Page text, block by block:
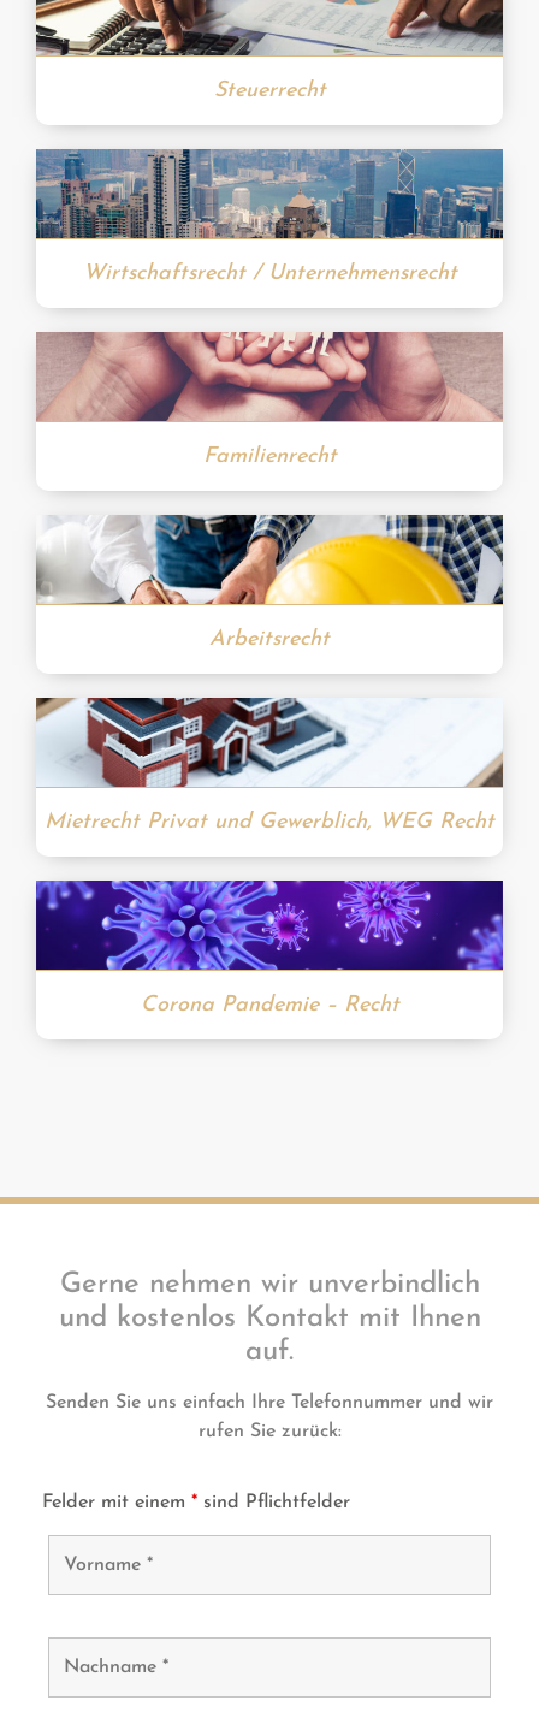
Steuerrecht
Wirtschaftsrecht / Unternehmensrecht
Familienrecht
Arbeitsrecht
Mietrecht Privat und Gewerblich, WEG Recht
Corona Pandemie – Recht
Gerne nehmen wir unverbindlich
und kostenlos Kontakt mit Ihnen
auf.
Senden Sie uns einfach Ihre Telefonnummer und wir
rufen Sie zurück:
Felder mit einem * sind Pflichtfelder